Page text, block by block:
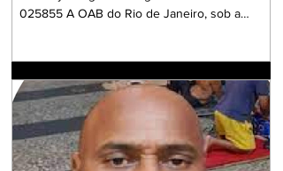
025855 A OAB do Rio de Janeiro, sob a
Comissões formadas por Advogados e
Advogadas com a missão de trabalharem com
a Garantia Constitucional inscrita no art. 133 da
nossa Carta Política de 1988, realizando um
grandioso Projeto de Participação da Ordem